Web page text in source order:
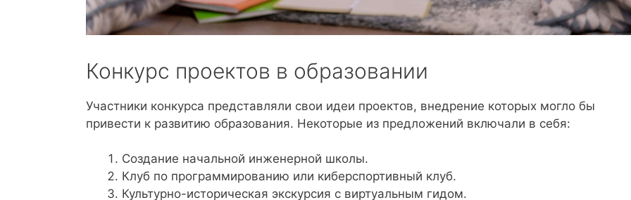
Конкурс проектов в образовании
Участники конкурса представляли свои идеи проектов, внедрение которых могло бы
привести к развитию образования. Некоторые из предложений включали в себя:
Создание начальной инженерной школы.
Клуб по программированию или киберспортивный клуб.
Культурно-историческая экскурсия с виртуальным гидом.